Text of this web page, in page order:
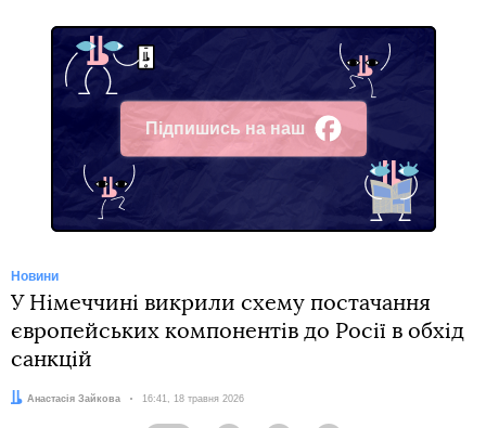
Підпишись на наш
Facebook
Новини
У Німеччині викрили схему постачання
європейських компонентів до Росії в обхід
санкцій
Автор:
Анастасія Зайкова Дата:
16:41, 18 травня 2026